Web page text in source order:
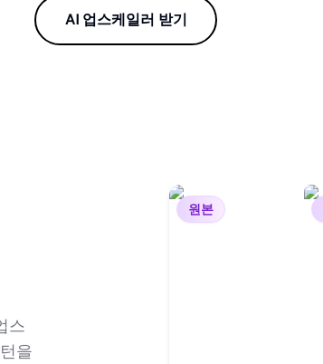
AI 업스케일러 받기
스
을
원본